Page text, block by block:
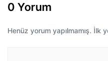
0 Yorum
Henüz yorum yapılmamış. İlk